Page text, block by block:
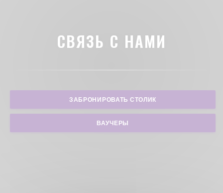
СВЯЗЬ С НАМИ
ЗАБРОНИРОВАТЬ СТОЛИК
ВАУЧЕРЫ